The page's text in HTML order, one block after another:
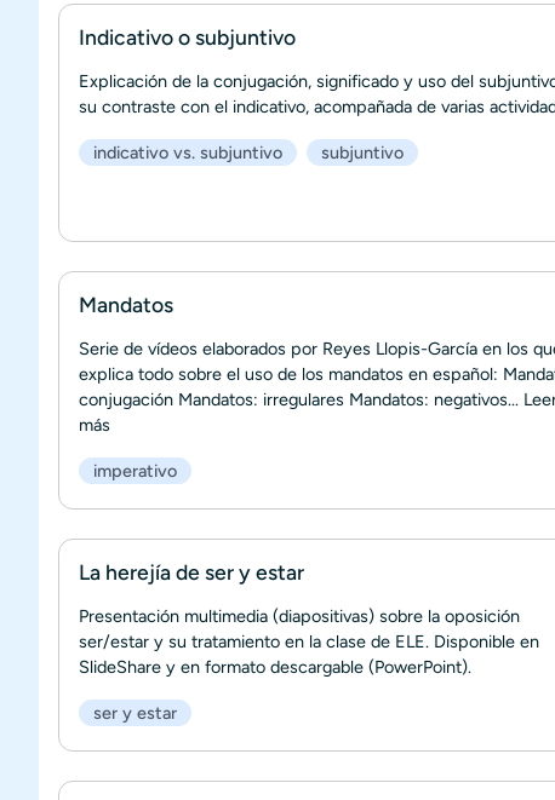
Indicativo o subjuntivo
Explicación de la conjugación, significado y uso del
su contraste con el indicativo, acompañada de varias
indicativo vs. subjuntivo subjuntivo
Mandatos
Serie de vídeos elaborados por Reyes Llopis-García en los
explica todo sobre el uso de los mandatos en español:
conjugación Mandatos: irregulares Mandatos: negativos...
más
imperativo
La herejía de ser y estar
Presentación multimedia (diapositivas) sobre la oposición
ser/estar y su tratamiento en la clase de ELE. Disponible en
SlideShare y en formato descargable (PowerPoint).
ser y estar